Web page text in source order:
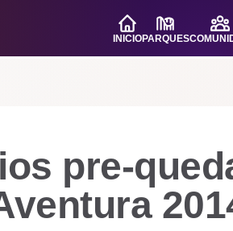
INICIOPARQUES
pre-